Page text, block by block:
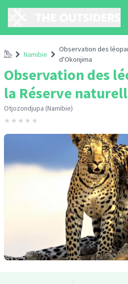
AccueilNamibie
Observation des
d'Okonjima
Observation des
la Réserve
Otjozondjupa (Namibie)
★ ★ ★ ★ ★